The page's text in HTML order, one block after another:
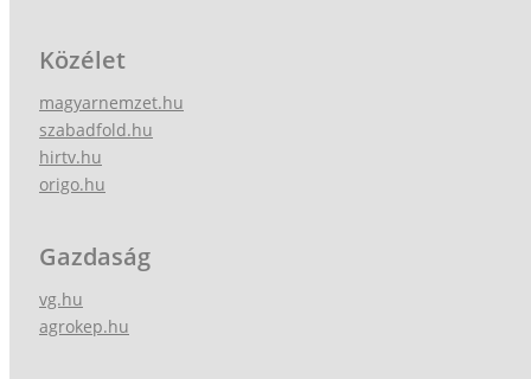
Közélet
magyarnemzet.hu
szabadfold.hu
hirtv.hu
origo.hu
Gazdaság
vg.hu
agrokep.hu